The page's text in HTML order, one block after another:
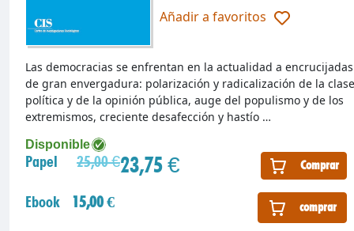
Añadir a favoritos
Disponible
Papel 25,00 €23,75 € Comprar
Ebook 15,00 € comprar
Las democracias se enfrentan en la actualidad a encrucijadas
de gran envergadura: polarización y radicalización de la clase
política y de la opinión pública, auge del populismo y de los
extremismos, creciente desafección y hastío …